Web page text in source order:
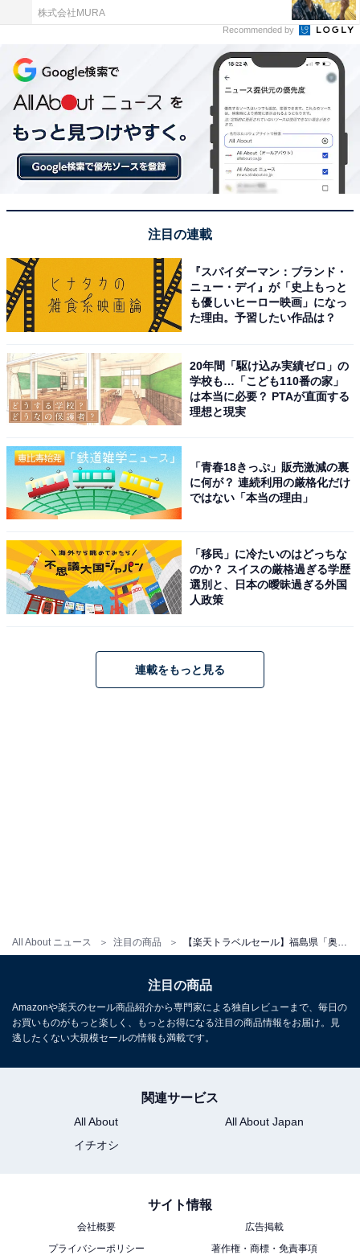
All About ニュース 注目の商品
気の宿やホテルを対象に、宿泊予約で使えるお得な割引
クーポンは、国内宿泊や海外ツアー、レンタカーなど、
さまざまな旅行商品で利用可能。複数のクーポンを組み
合わせて、さらに割引率をアップできる場合もありま
す。賢く旅の計画を立てて、お得に旅行を楽しみましょ
う。
楽天トラベルでクーポン祭を見る
※掲載されている情報は記事公開時のものです。あらか
じめご了承ください。また、記事中の宿泊プランを予約
すると、売上の一部がオールアバウトに還元されること
があります。
この記事の執筆者： All About ニュース 旅行
部
全国の人気ホテルから今泊まりたい宿を厳選してご紹介。日々更新
される売れ筋ランキングや、見逃せないセール・キャンペーン情報
など、お得に旅を楽しむための秘けつが満載です。さらに、ここで
しか読めない独自コンテンツも充実。編集部員による宿泊レビュー
では、公式Webサイトだけでは分からないリアルな様子を紹介しま
...続きを読む
こちらもおすすめ
【楽天トラベルセール】兵庫県「湯村温泉緑
屋」が特別価格で登場中
株式会社MURA
Recommended by
注目の連載
『スパイダーマン：ブランド・
ニュー・デイ』が「史上もっと
も優しいヒーロー映画」になっ
た理由。予習したい作品は？
20年間「駆け込み実績ゼロ」の
学校も…「こども110番の家」
は本当に必要？ PTAが直面する
理想と現実
「青春18きっぷ」販売激減の裏
に何が？ 連続利用の厳格化だけ
ではない「本当の理由」
「移民」に冷たいのはどっちな
のか？ スイスの厳格過ぎる学歴
選別と、日本の曖昧過ぎる外国
人政策
連載をもっと見る
注目の商品
Amazonや楽天のセール商品紹介から専門家による独自レビューまで、毎日の
お買いものがもっと楽しく、もっとお得になる注目の商品情報をお届け。見
逃したくない大規模セールの情報も満載です。
関連サービス
All About
All About Japan
イチオシ
サイト情報
会社概要
広告掲載
プライバシーポリシー
著作権・商標・免責事項